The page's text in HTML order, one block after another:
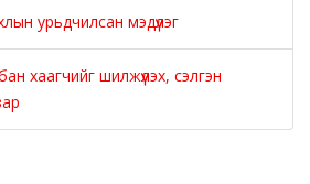
урьдчилсан мэдүүлэг
хаагчийг шилжүүлэх, сэлгэн